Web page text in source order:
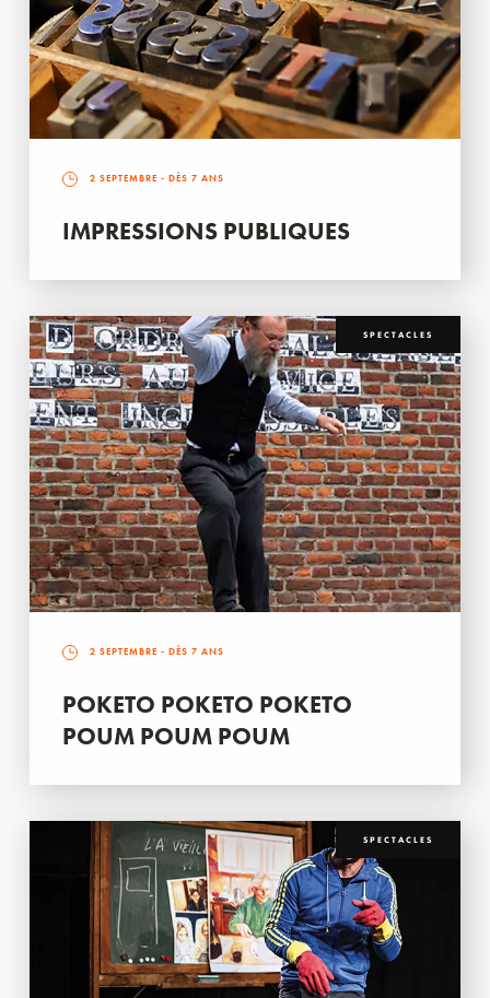
2 SEPTEMBRE - DÈS 7 ANS
IMPRESSIONS PUBLIQUES
SPECTACLES
2 SEPTEMBRE - DÈS 7 ANS
POKETO POKETO POKETO
POUM POUM POUM
SPECTACLES